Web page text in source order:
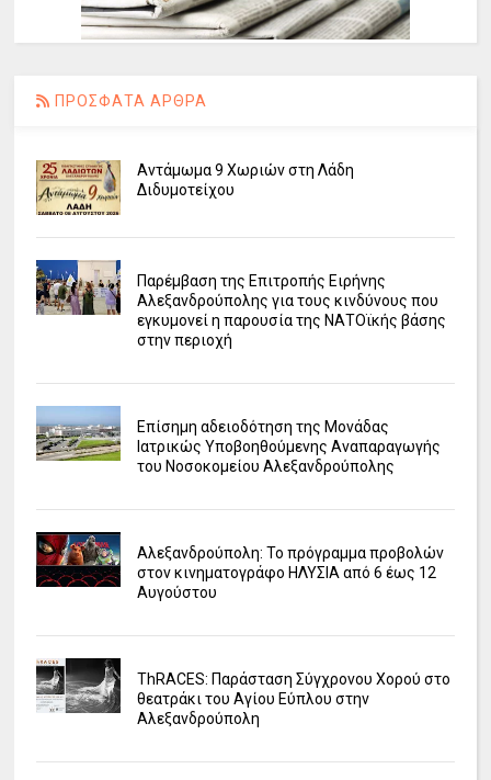
ΠΡΟΣΦΑΤΑ ΑΡΘΡΑ
Αντάμωμα 9 Χωριών στη Λάδη
Διδυμοτείχου
Παρέμβαση της Επιτροπής Ειρήνης
Αλεξανδρούπολης για τους κινδύνους που
εγκυμονεί η παρουσία της ΝΑΤΟϊκής βάσης
στην περιοχή
Επίσημη αδειοδότηση της Μονάδας
Ιατρικώς Υποβοηθούμενης Αναπαραγωγής
του Νοσοκομείου Αλεξανδρούπολης
Αλεξανδρούπολη: Το πρόγραμμα προβολών
στον κινηματογράφο ΗΛΥΣΙΑ από 6 έως 12
Αυγούστου
ΤhRACES: Παράσταση Σύγχρονου Χορού στο
θεατράκι του Αγίου Εύπλου στην
Αλεξανδρούπολη